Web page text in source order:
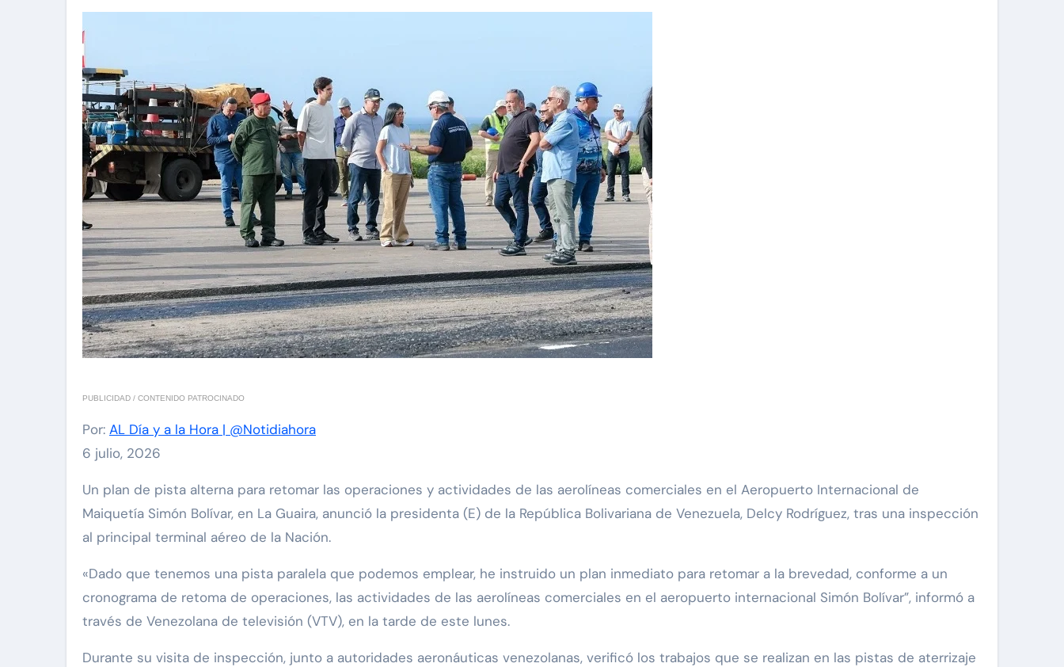
PUBLICIDAD / CONTENIDO PATROCINADO
Por: AL Día y a la Hora | @Notidiahora
6 julio, 2026
Un plan de pista alterna para retomar las operaciones y actividades de las aerolíneas comerciales en el Aeropuerto Internacional de
Maiquetía Simón Bolívar, en La Guaira, anunció la presidenta (E) de la República Bolivariana de Venezuela, Delcy Rodríguez, tras una inspección
al principal terminal aéreo de la Nación.
«Dado que tenemos una pista paralela que podemos emplear, he instruido un plan inmediato para retomar a la brevedad, conforme a un
cronograma de retoma de operaciones, las actividades de las aerolíneas comerciales en el aeropuerto internacional Simón Bolívar”, informó a
través de Venezolana de televisión (VTV), en la tarde de este lunes.
Durante su visita de inspección, junto a autoridades aeronáuticas venezolanas, verificó los trabajos que se realizan en las pistas de aterrizaje